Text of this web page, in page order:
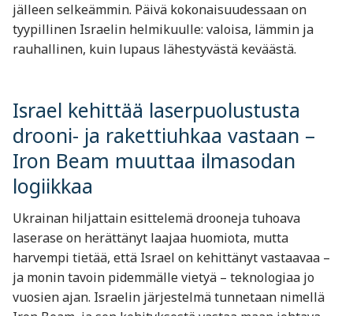
jälleen selkeämmin. Päivä kokonaisuudessaan on
tyypillinen Israelin helmikuulle: valoisa, lämmin ja
rauhallinen, kuin lupaus lähestyvästä keväästä.
Israel kehittää laserpuolustusta
drooni- ja rakettiuhkaa vastaan –
Iron Beam muuttaa ilmasodan
logiikkaa
Ukrainan hiljattain esittelemä drooneja tuhoava
laserase on herättänyt laajaa huomiota, mutta
harvempi tietää, että Israel on kehittänyt vastaavaa –
ja monin tavoin pidemmälle vietyä – teknologiaa jo
vuosien ajan. Israelin järjestelmä tunnetaan nimellä